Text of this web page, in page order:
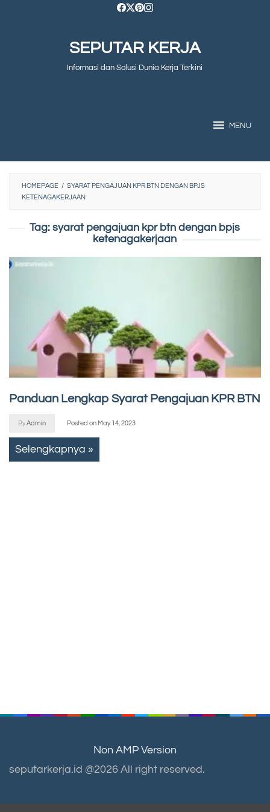
SEPUTAR KERJA
Informasi dan Solusi Dunia Kerja Terkini
MENU
HOMEPAGE / SYARAT PENGAJUAN KPR BTN DENGAN BPJS
KETENAGAKERJAAN
Tag:syarat pengajuan kpr btn dengan bpjs
ketenagakerjaan
Panduan Lengkap Syarat Pengajuan KPR BTN
ByAdmin Posted on May 14, 2023
Selengkapnya »
Non AMP Version
seputarkerja.id @2026 All right reserved.